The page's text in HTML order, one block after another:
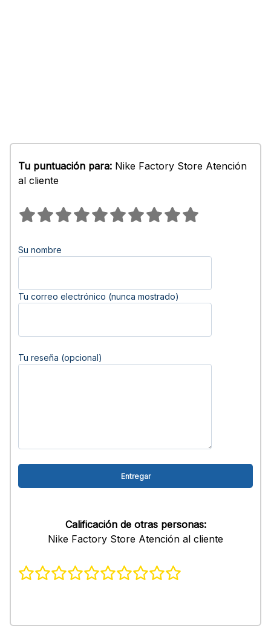
Tu puntuación para: Nike Factory Store Atención
al cliente
Su nombre
Tu correo electrónico (nunca mostrado)
Tu reseña (opcional)
Calificación de otras personas:
Nike Factory Store Atención al cliente